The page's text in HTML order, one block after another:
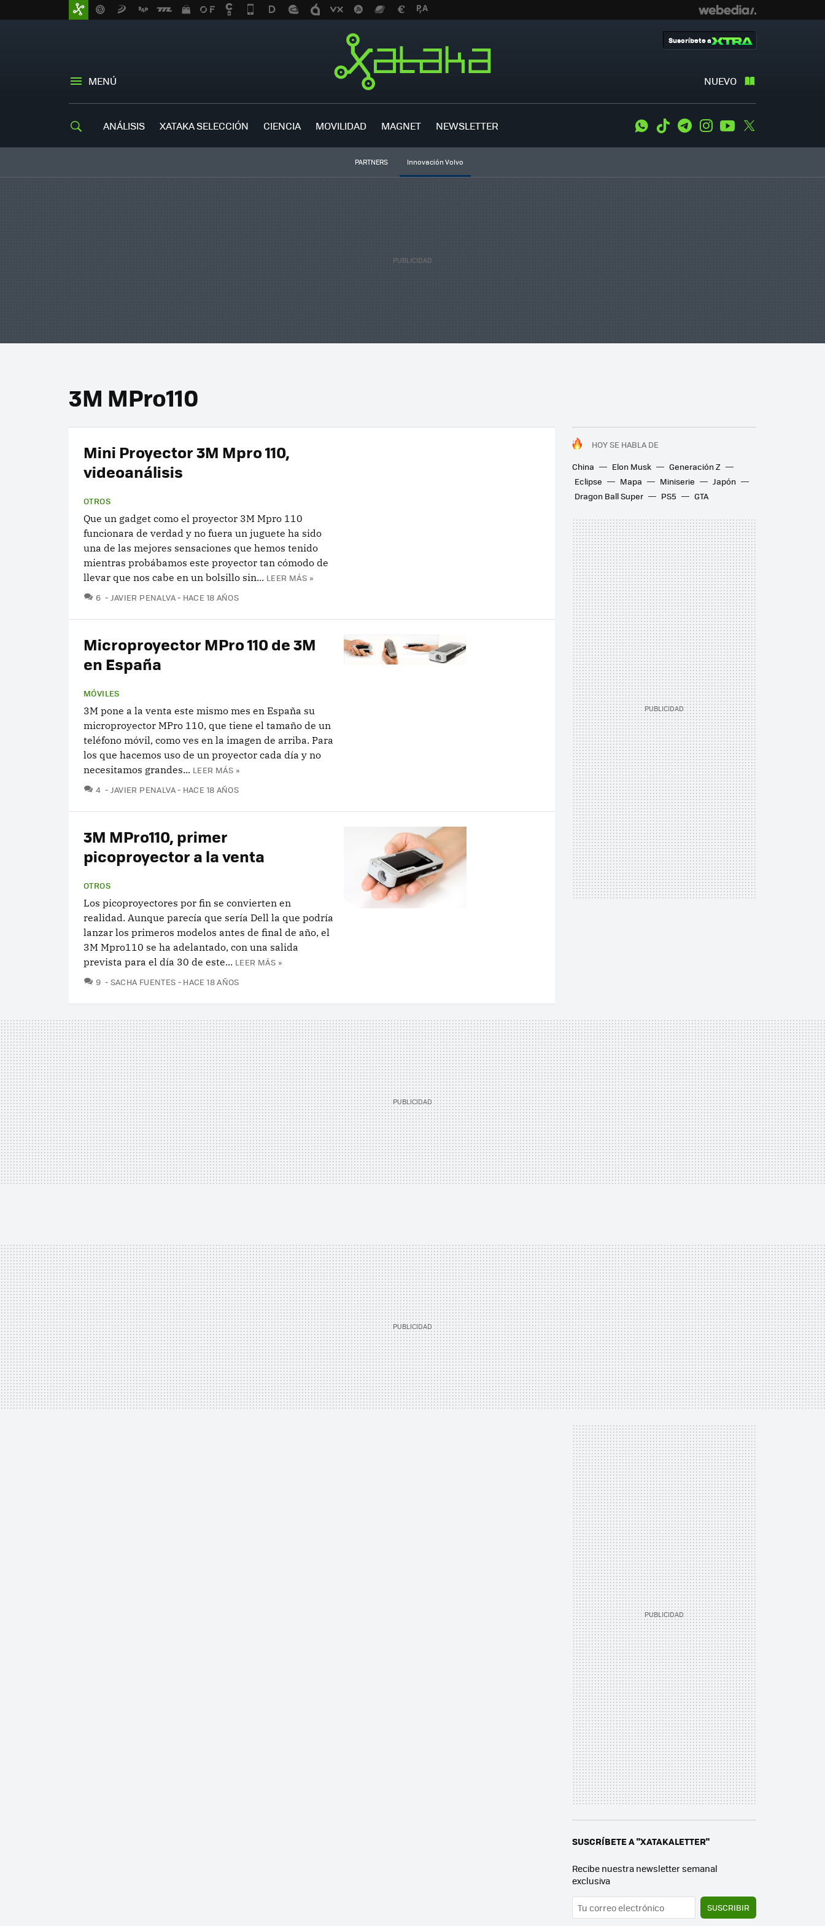
MENÚ NUEVO
Suscríbete a
ANÁLISIS XATAKA SELECCIÓN CIENCIA MOVILIDAD MAGNET NEWSLETTER WhatsApp
Tiktok TelegramInstagramYoutube
PARTNERS Innovación Volvo
3M MPro110
HOY SE HABLA DE
China
Elon Musk
Generación Z
Eclipse
Mapa Miniserie
Japón
Dragon Ball Super
PS5 GTA
Mini Proyector 3M Mpro 110,
videoanálisis
OTROS
Que un gadget como el proyector 3M Mpro 110
funcionara de verdad y no fuera un juguete ha sido
una de las mejores sensaciones que hemos tenido
mientras probábamos este proyector tan cómodo de
llevar que nos cabe en un bolsillo sin... LEER MÁS »
6 COMENTARIOS
JAVIER PENALVA HACE 18 AÑOS
Microproyector MPro 110 de 3M
en España
MÓVILES
3M pone a la venta este mismo mes en España su
microproyector MPro 110, que tiene el tamaño de un
teléfono móvil, como ves en la imagen de arriba. Para
los que hacemos uso de un proyector cada día y no
necesitamos grandes... LEER MÁS »
4 COMENTARIOS
JAVIER PENALVA HACE 18 AÑOS
3M MPro110, primer
picoproyector a la venta
OTROS
Los picoproyectores por fin se convierten en
realidad. Aunque parecía que sería Dell la que podría
lanzar los primeros modelos antes de final de año, el
3M Mpro110 se ha adelantado, con una salida
prevista para el día 30 de este... LEER MÁS »
9 COMENTARIOS
SACHA FUENTES HACE 18 AÑOS
SUSCRÍBETE A "XATAKALETTER"
Recibe nuestra newsletter semanal
exclusiva
SUSCRIBIR